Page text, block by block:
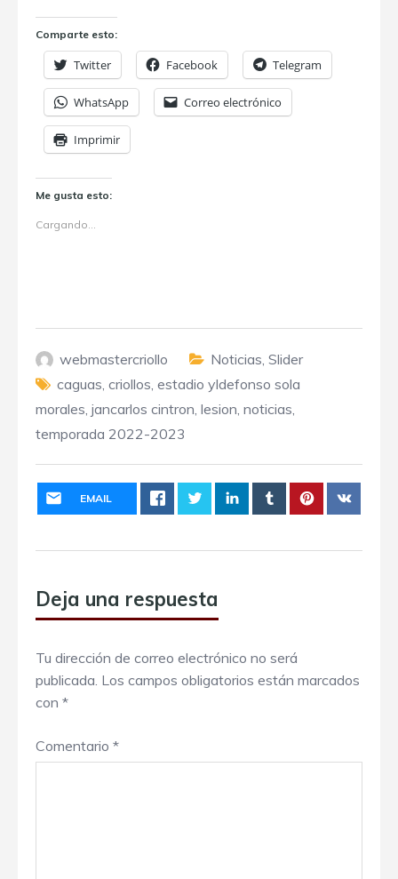
Comparte esto:
Twitter Facebook Telegram
WhatsApp Correo electrónico
Imprimir
Me gusta esto:
Cargando...
webmastercriollo Noticias, Slider
caguas, criollos, estadio yldefonso sola
morales, jancarlos cintron, lesion, noticias,
temporada 2022-2023
EMAIL
Deja una respuesta
Tu dirección de correo electrónico no será
publicada. Los campos obligatorios están marcados
con *
Comentario *